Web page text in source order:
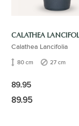
CALATHEA
Calathea Lancifolia
80 cm 27 cm
89.95
89.95